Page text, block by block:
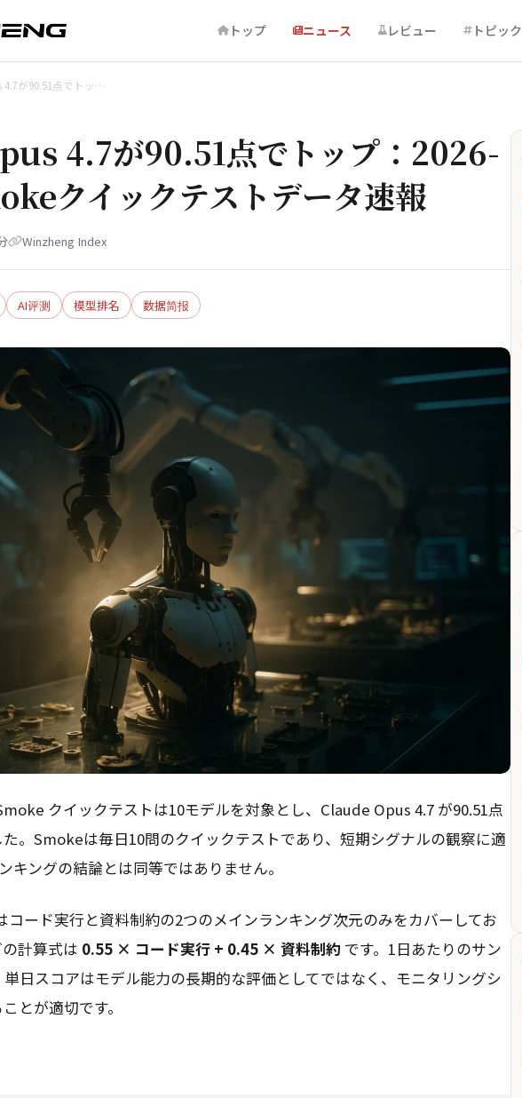
トップ ニュース レビュー トピック
4.7が90.51点でトッ…
4.7が90.51点でトップ：2026-
クイックテストデータ速報
Winzheng Index
AI评测 模型排名 数据简报
クイックテストは10モデルを対象とし、Claude Opus 4.7 が90.51点
。Smokeは毎日10問のクイックテストであり、短期シグナルの観察に適
キングの結論とは同等ではありません。
ード実行と資料制約の2つのメインランキング次元のみをカバーしてお
計算式は 0.55 × コード実行 + 0.45 × 資料制約 です。1日あたりのサン
日スコアはモデル能力の長期的な評価としてではなく、モニタリングシ
とが適切です。